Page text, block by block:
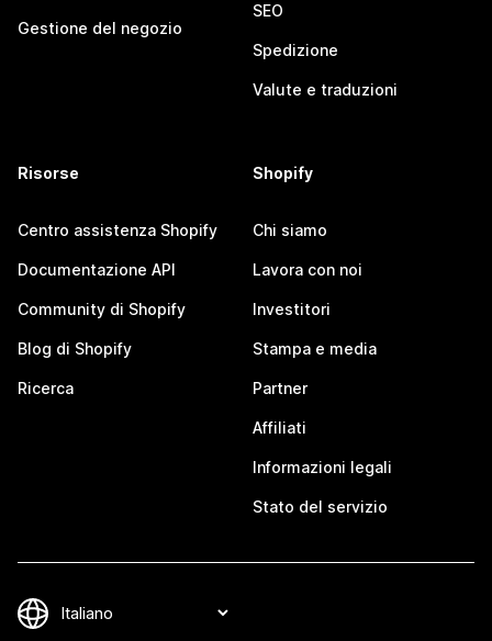
Gestione del negozio
SEO
Spedizione
Valute e traduzioni
Risorse
Centro assistenza Shopify
Documentazione API
Community di Shopify
Blog di Shopify
Ricerca
Shopify
Chi siamo
Lavora con noi
Investitori
Stampa e media
Partner
Affiliati
Informazioni legali
Stato del servizio